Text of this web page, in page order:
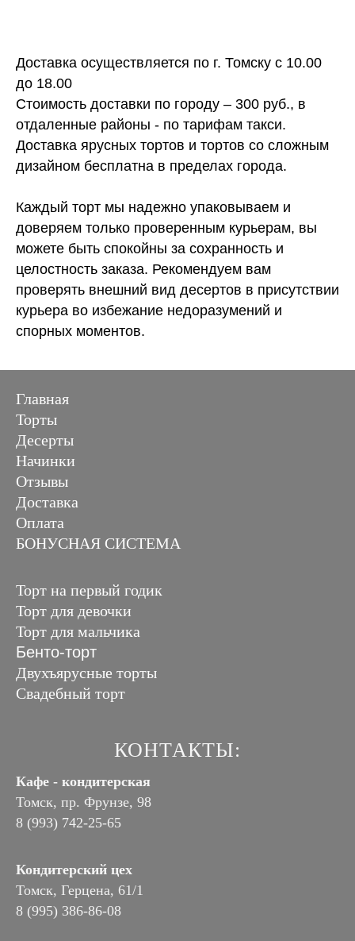
Доставка осуществляется по г. Томску с 10.00
до 18.00
Стоимость доставки по городу – 300 руб., в
отдаленные районы - по тарифам такси.
Доставка ярусных тортов и тортов со сложным
дизайном бесплатна в пределах города.
Каждый торт мы надежно упаковываем и
доверяем только проверенным курьерам, вы
можете быть спокойны за сохранность и
целостность заказа. Рекомендуем вам
проверять внешний вид десертов в присутствии
курьера во избежание недоразумений и
спорных моментов.
Главная
Торты
Десерты
Начинки
Отзывы
Доставка
Оплата
БОНУСНАЯ СИСТЕМА
Торт на первый годик
Торт для девочки
Торт для мальчика
Бенто-торт
Двухъярусные торты
Свадебный торт
КОНТАКТЫ:
Кафе - кондитерская
Томск, пр. Фрунзе, 98
8 (993) 742-25-65
Кондитерский цех
Томск, Герцена, 61/1
8 (995) 386-86-08